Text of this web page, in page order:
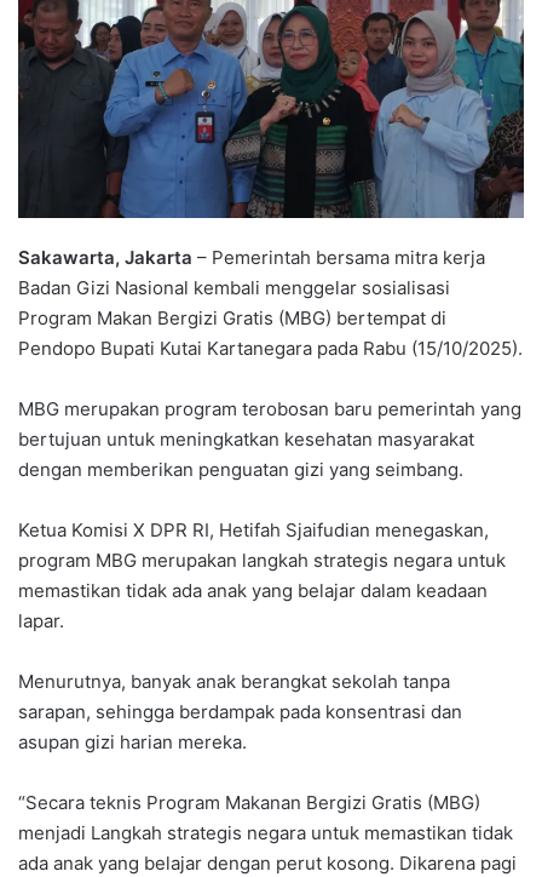
Sakawarta, Jakarta – Pemerintah bersama mitra kerja
Badan Gizi Nasional kembali menggelar sosialisasi
Program Makan Bergizi Gratis (MBG) bertempat di
Pendopo Bupati Kutai Kartanegara pada Rabu (15/10/2025).
‎MBG merupakan program terobosan baru pemerintah yang
bertujuan untuk meningkatkan kesehatan masyarakat
dengan memberikan penguatan gizi yang seimbang.
‎Ketua Komisi X DPR RI, Hetifah Sjaifudian menegaskan,
program MBG merupakan langkah strategis negara untuk
memastikan tidak ada anak yang belajar dalam keadaan
lapar.
‎Menurutnya, banyak anak berangkat sekolah tanpa
sarapan, sehingga berdampak pada konsentrasi dan
asupan gizi harian mereka.
‎“Secara teknis Program Makanan Bergizi Gratis (MBG)
menjadi Langkah strategis negara untuk memastikan tidak
ada anak yang belajar dengan perut kosong. Dikarena pagi